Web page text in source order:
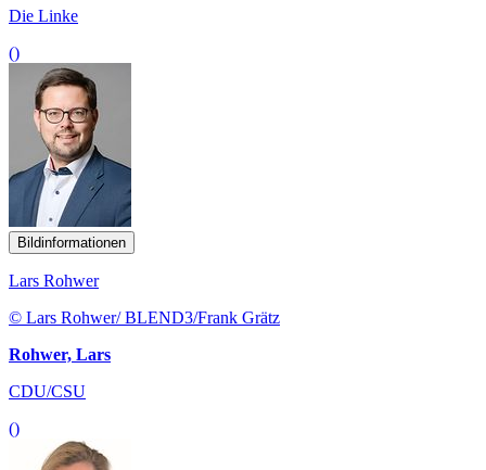
Die Linke
()
Bildinformationen
Lars Rohwer
© Lars Rohwer/ BLEND3/Frank Grätz
Rohwer, Lars
CDU/CSU
()